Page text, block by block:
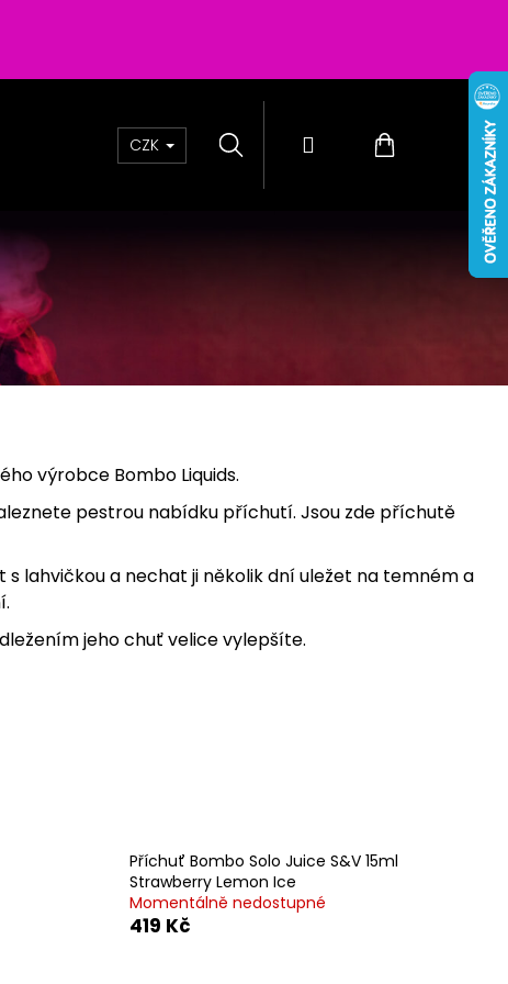
CZK Hledat PřihlášeníNákupní
výrobce Bombo Liquids.
pestrou nabídku příchutí. Jsou zde příchutě
s lahvičkou a nechat ji několik dní uležet na temném a
jeho chuť velice vylepšíte.
Příchuť Bombo Solo Juice S&V 15ml
Strawberry Lemon Ice
Momentálně nedostupné
419 Kč
PASSION SALTS BERRIES